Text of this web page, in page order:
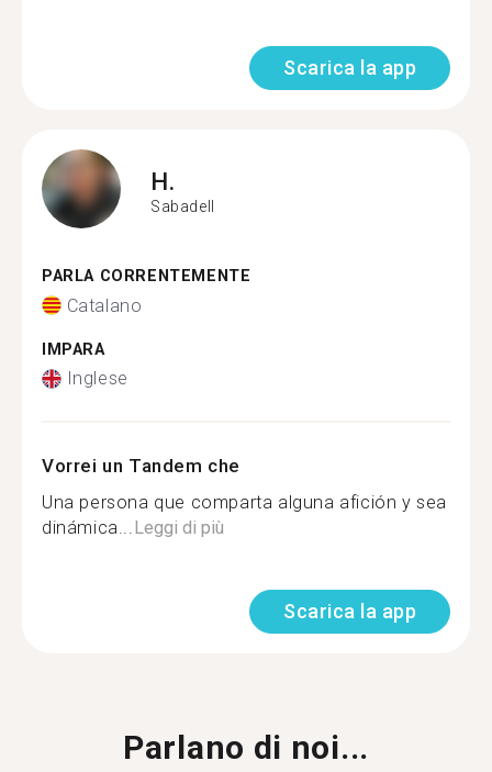
Scarica la app
H.
Sabadell
PARLA CORRENTEMENTE
Catalano
IMPARA
Inglese
Vorrei un Tandem che
Una persona que comparta alguna afición y sea
dinámica...Leggi di più
Scarica la app
Parlano di noi...